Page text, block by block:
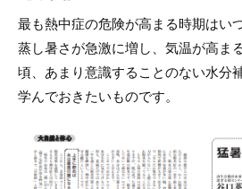
最も熱中症の危険が高まる時期はい
蒸し暑さが急激に増し、気温が高ま
頃、あまり意識することのない水分
学んでおきたいものです。